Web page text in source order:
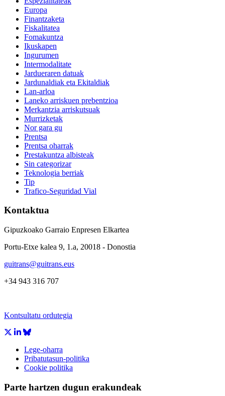
Europa
Finantzaketa
Fiskalitatea
Fomakuntza
Ikuskapen
Ingurumen
Intermodalitate
Jardueraren datuak
Jardunaldiak eta Ekitaldiak
Lan-arloa
Laneko arriskuen prebentzioa
Merkantzia arriskutsuak
Murrizketak
Nor gara gu
Prentsa
Prentsa oharrak
Prestakuntza albisteak
Sin categorizar
Teknologia berriak
Tip
Trafico-Seguridad Vial
Kontaktua
Gipuzkoako Garraio Enpresen Elkartea
Portu-Etxe kalea 9, 1.a, 20018 - Donostia
guitrans@guitrans.eus
+34 943 316 707
Kontsultatu ordutegia
Lege-oharra
Pribatutasun-politika
Cookie politika
Parte hartzen dugun erakundeak